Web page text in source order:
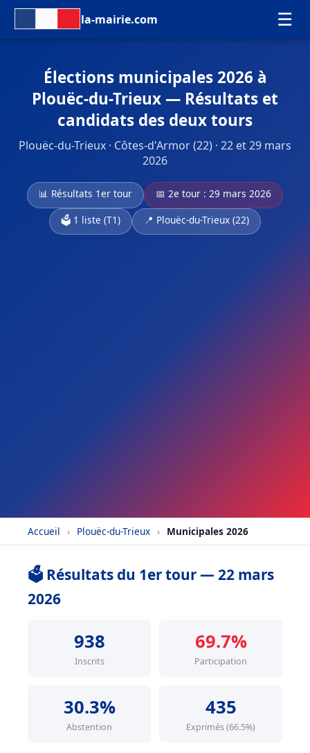
la-mairie.com ☰
Élections municipales 2026 à
Plouëc-du-Trieux — Résultats et
candidats des deux tours
Plouëc-du-Trieux · Côtes-d'Armor (22) · 22 et 29 mars
2026
📊 Résultats 1er tour
📅 2e tour : 29 mars 2026
🗳️ 1 liste (T1)
📍 Plouëc-du-Trieux (22)
Accueil › Plouëc-du-Trieux › Municipales 2026
🗳️ Résultats du 1er tour — 22 mars
2026
938
Inscrits
69.7%
Participation
30.3%
Abstention
435
Exprimés (66.5%)